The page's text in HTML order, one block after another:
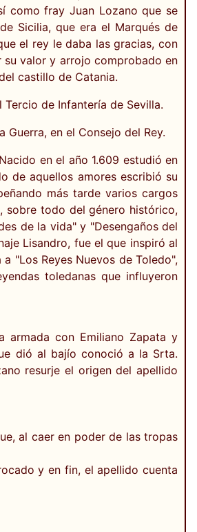
como fray Juan Lozano que se
Sicilia, que era el Marqués de
el rey le daba las gracias, con
su valor y arrojo comprobado en
castillo de Catania.
de Infantería de Sevilla.
en el Consejo del Rey.
en el año 1.609 estudió en
de aquellos amores escribió su
más tarde varios cargos
sobre todo del género histórico,
de la vida" y "Desengaños del
Lisandro, fue el que inspiró al
"Los Reyes Nuevos de Toledo",
toledanas que influyeron
armada con Emiliano Zapata y
dió al bajío conoció a la Srta.
resurje el origen del apellido
al caer en poder de las tropas
y en fin, el apellido cuenta